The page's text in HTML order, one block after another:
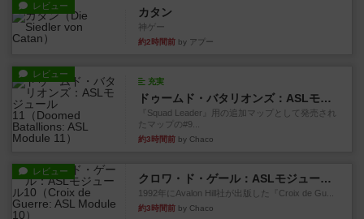
レビュー カタン
神ゲー
約2時間前 by アプー
レビュー
充実
ドゥームド・バタリオンズ：ASLモジュール11
『Squad Leader』用の追加マップとして発売され
たマップの#9...
約3時間前 by Chaco
レビュー
クロワ・ド・ゲール：ASLモジュール10
1992年にAvalon Hill社が出版した『Croix de Gu...
約3時間前 by Chaco